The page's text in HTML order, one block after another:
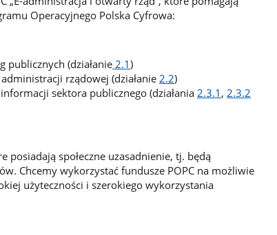
Operacyjnego Polska Cyfrowa:
publicznych (działanie2.1)
rządowej (działanie2.2)
sektora publicznego (działania2.3.1 ,2.3.2
społeczne uzasadnienie, tj. będą
Chcemy wykorzystać fundusze POPC na możliwie
użyteczności i szerokiego wykorzystania